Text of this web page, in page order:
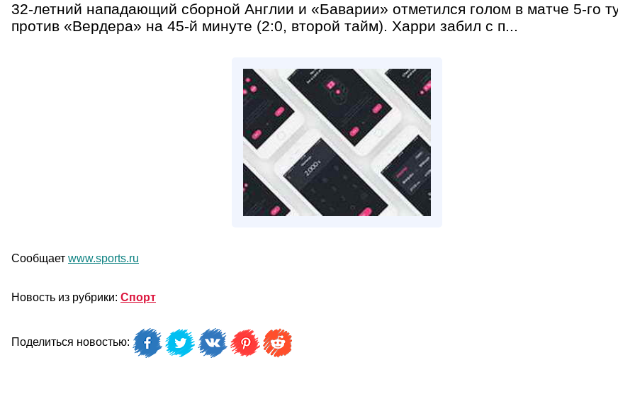
32-летний нападающий сборной Англии и «Баварии» отметился голом в матче 5-го
против «Вердера» на 45-й минуте (2:0, второй тайм). Харри забил с п...
Сообщает www.sports.ru
Новость из рубрики: Спорт
Поделиться новостью: